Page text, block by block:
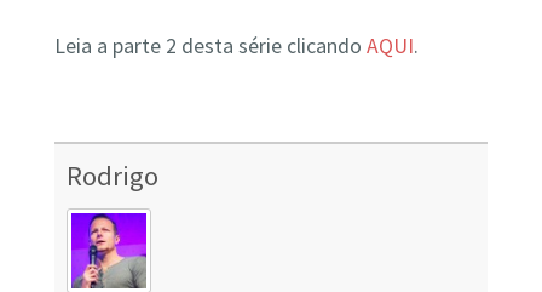
Leia a parte 2 desta série clicando AQUI.
Rodrigo